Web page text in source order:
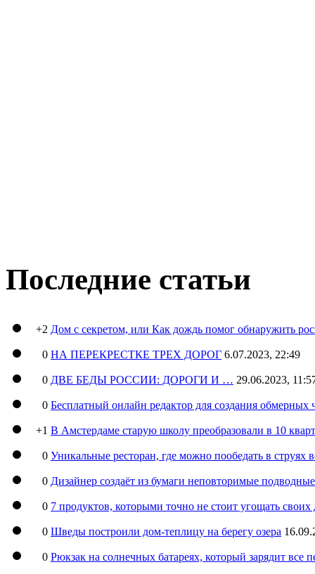
Последние статьи
+2 Дом с секретом, или Как дождь помог обнаружить
0 НА ПЕРЕКРЕСТКЕ ТРЕХ ДОРОГ 6.07.2023, 22:49
0 ДВЕ БЕДЫ РОССИИ: ДОРОГИ И … 29.06.2023,
0 Бесплатный онлайн редактор для создания обмерных
+1 В Амстердаме старую школу преобразовали в 10
0 Уникальные ресторан, где можно пообедать в струях
0 Дизайнер создаёт из бумаги неповторимые
0 7 продуктов, которыми точно не стоит угощать
0 Шведы построили дом-теплицу на берегу озера
0 Рюкзак на солнечных батареях, который зарядит все